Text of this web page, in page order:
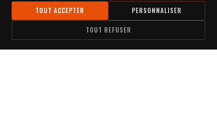
VOIR SUR LA CARTE
NEWSLETTER
TOUT ACCEPTER PERSONNALISER
TOUT REFUSER